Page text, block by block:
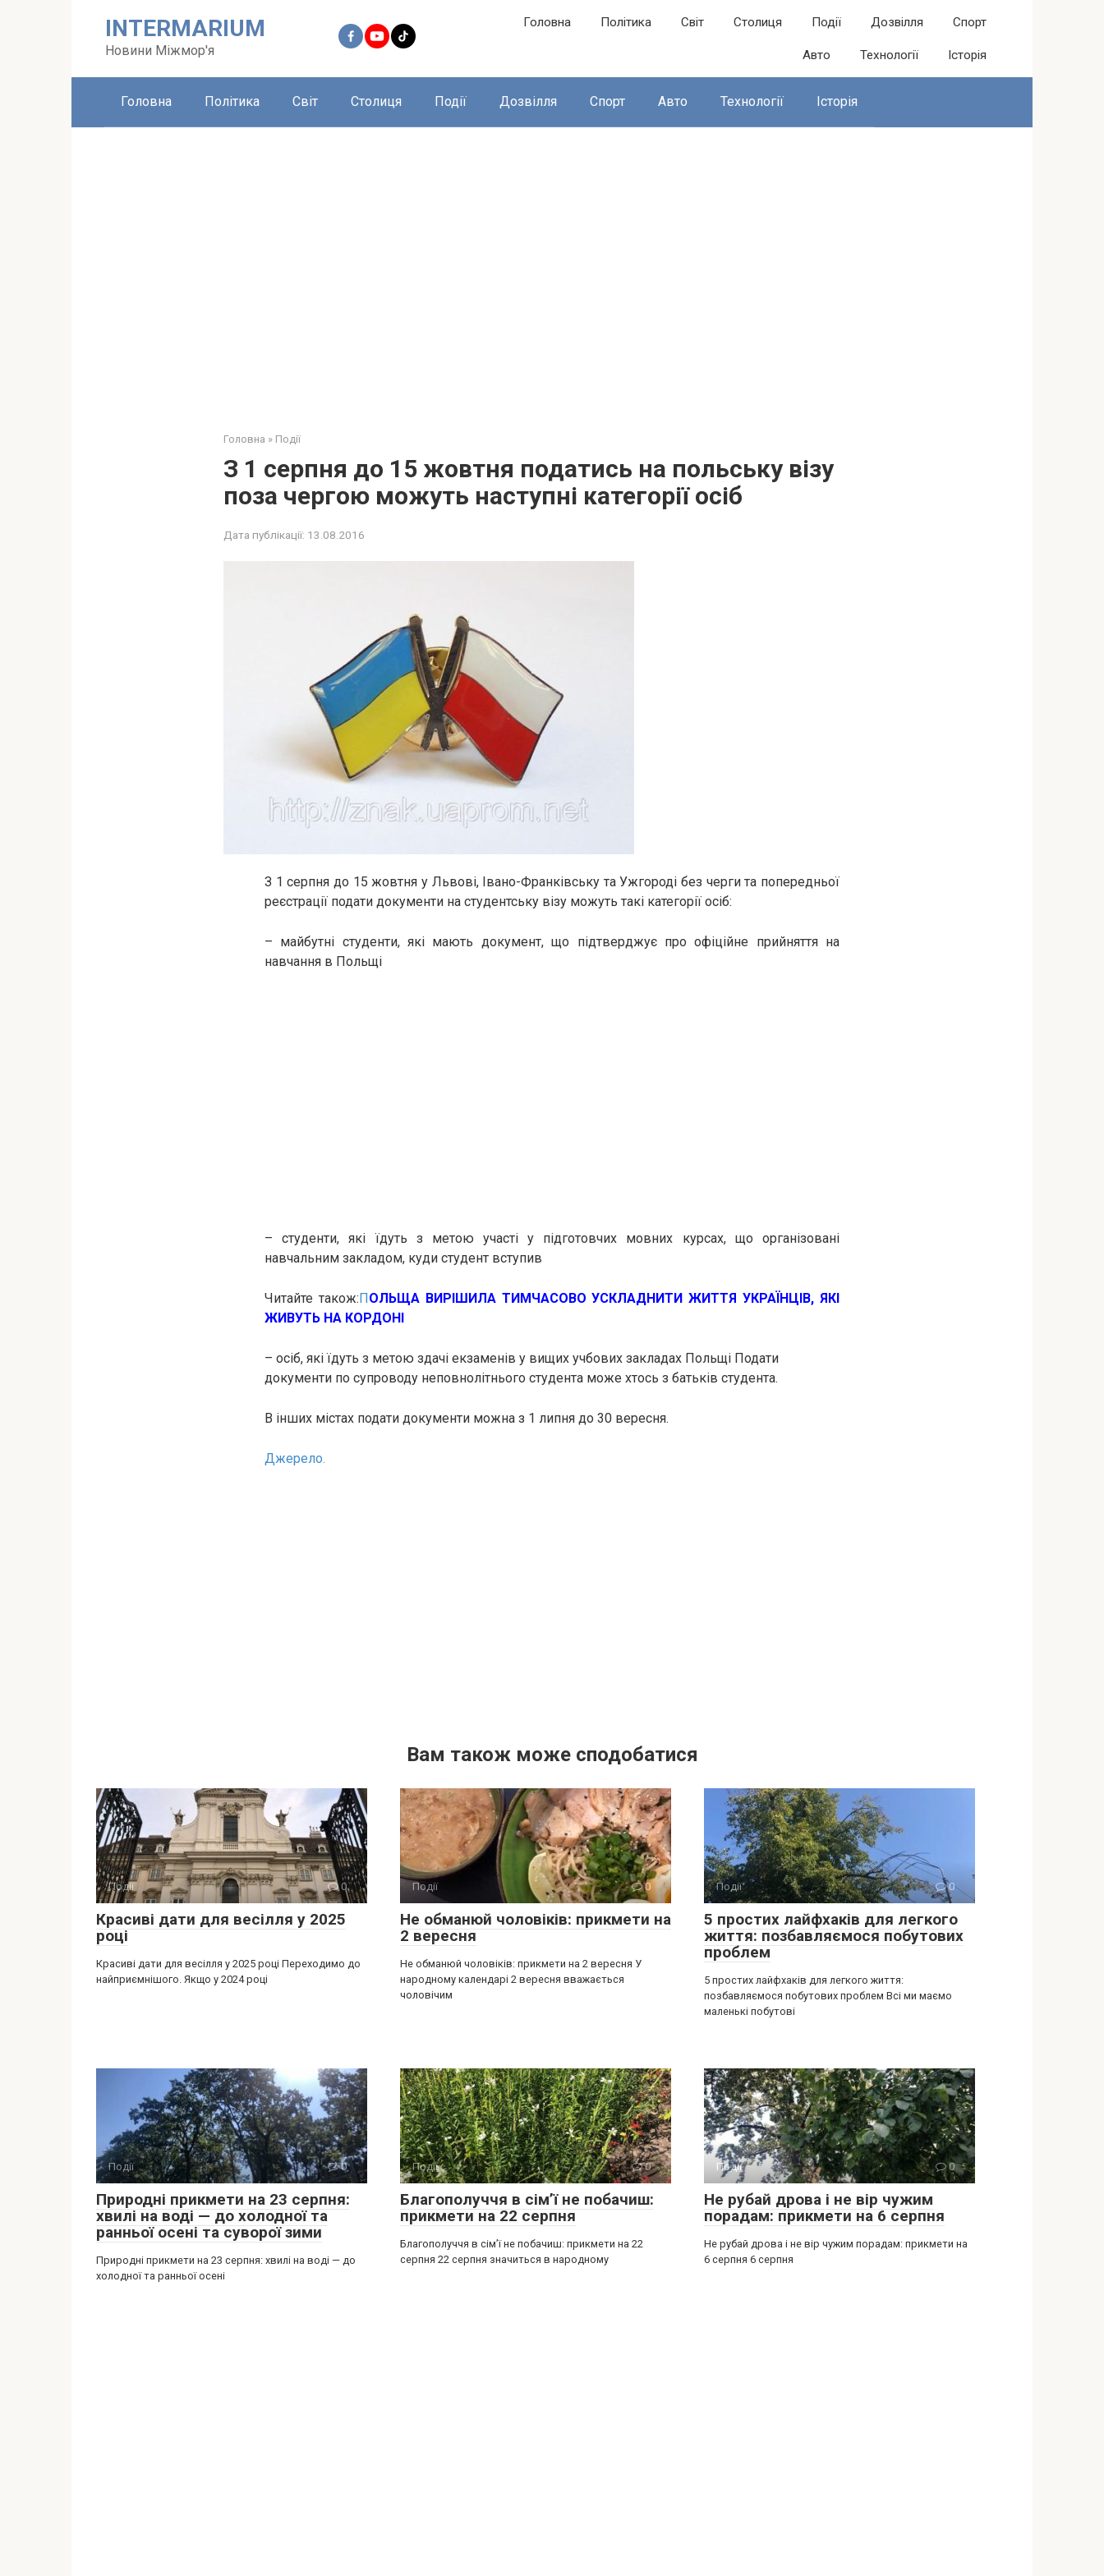
INTERMARIUM
Новини Міжмор'я
Головна Політика Світ Столиця Події Дозвілля Спорт
Авто Технології Історія
Головна Політика Світ Столиця Події Дозвілля Спорт Авто Технології Історія
Головна » Події
З 1 серпня до 15 жовтня податись на польську візу
поза чергою можуть наступні категорії осіб
Дата публікації: 13.08.2016
З 1 серпня до 15 жовтня у Львові, Івано-Франківську та Ужгороді без черги та попередньої
реєстрації подати документи на студентську візу можуть такі категорії осіб:
– майбутні студенти, які мають документ, що підтверджує про офіційне прийняття на
навчання в Польщі
– студенти, які їдуть з метою участі у підготовчих мовних курсах, що організовані
навчальним закладом, куди студент вступив
Читайте також:ПОЛЬЩА ВИРІШИЛА ТИМЧАСОВО УСКЛАДНИТИ ЖИТТЯ УКРАЇНЦІВ, ЯКІ
ЖИВУТЬ НА КОРДОНІ
– осіб, які їдуть з метою здачі екзаменів у вищих учбових закладах Польщі Подати
документи по супроводу неповнолітнього студента може хтось з батьків студента.
В інших містах подати документи можна з 1 липня до 30 вересня.
Джерело.
Вам також може сподобатися
Події 0
Красиві дати для весілля у 2025
році
Красиві дати для весілля у 2025 році Переходимо до
найприємнішого. Якщо у 2024 році
Події 0
Не обманюй чоловіків: прикмети на
2 вересня
Не обманюй чоловіків: прикмети на 2 вересня У
народному календарі 2 вересня вважається
чоловічим
Події 0
5 простих лайфхаків для легкого
життя: позбавляємося побутових
проблем
5 простих лайфхаків для легкого життя:
позбавляємося побутових проблем Всі ми маємо
маленькі побутові
Події 0
Природні прикмети на 23 серпня:
хвилі на воді — до холодної та
ранньої осені та суворої зими
Природні прикмети на 23 серпня: хвилі на воді — до
холодної та ранньої осені
Події 0
Благополуччя в сім’ї не побачиш:
прикмети на 22 серпня
Благополуччя в сім’ї не побачиш: прикмети на 22
серпня 22 серпня значиться в народному
Події 0
Не рубай дрова і не вір чужим
порадам: прикмети на 6 серпня
Не рубай дрова і не вір чужим порадам: прикмети на
6 серпня 6 серпня